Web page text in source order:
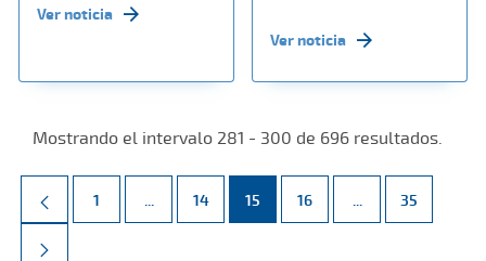
Ver noticia
Ver noticia
Mostrando el intervalo 281 - 300 de 696 resultados.
Página
1 ... Páginas intermedias Use TAB para desplazarse.
Página
14 Página
15 Página
16 ... Páginas
Página
35